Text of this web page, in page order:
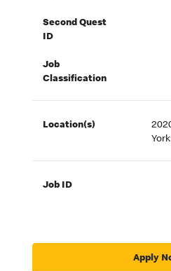
Second Quest
ID
Job
Classification
Location(s)
Job ID
Apply